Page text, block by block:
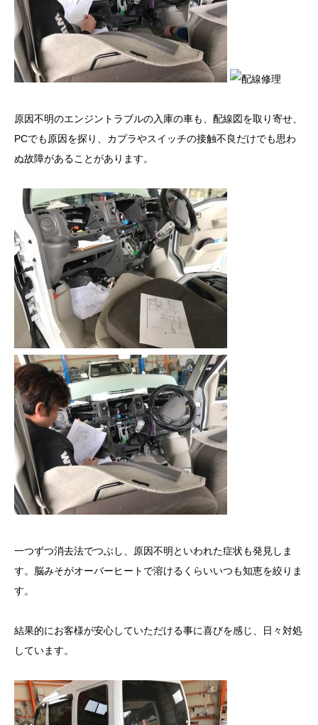
原因不明のエンジントラブルの入庫の車も、配線図を取り寄せ、
PCでも原因を探り、カプラやスイッチの接触不良だけでも思わ
ぬ故障があることがあります。
一つずつ消去法でつぶし、原因不明といわれた症状も発見しま
す。脳みそがオーバーヒートで溶けるくらいいつも知恵を絞りま
す。
結果的にお客様が安心していただける事に喜びを感じ、日々対処
しています。